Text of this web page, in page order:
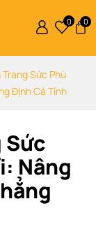
0 0
Sức Phù
Định Cá Tính
Sức
Nâng